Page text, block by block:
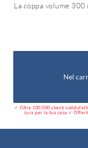
La coppa volume
Nel
✓ Oltre 100.000 clienti
cura per la tua casa ✓